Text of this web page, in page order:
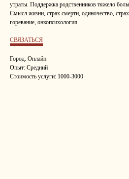
утраты. Поддержка родственников тяжело
Смысл жизни, страх смерти, одиночество,
горевание, онкопсихология
СВЯЗАТЬСЯ
Город: Онлайн
Опыт: Средний
Стоимость услуги: 1000-3000